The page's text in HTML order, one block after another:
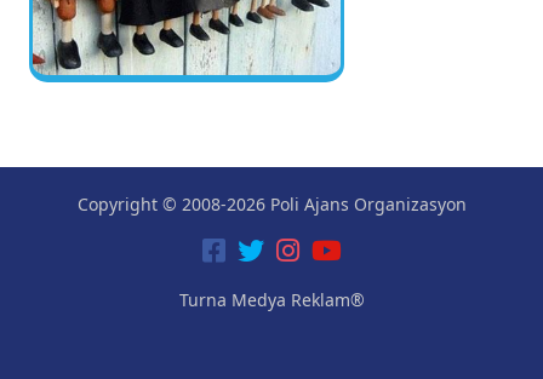
Copyright © 2008-2026 Poli Ajans Organizasyon
Turna Medya Reklam®